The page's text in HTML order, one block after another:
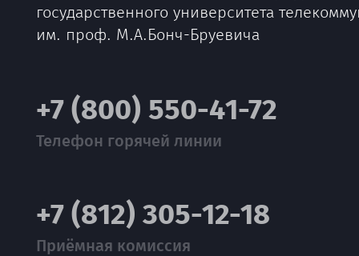
государственного университета
им. проф. М.А.Бонч-Бруевича
+7 (800) 550-41-72
Телефон горячей линии
+7 (812) 305-12-18
Приёмная комиссия